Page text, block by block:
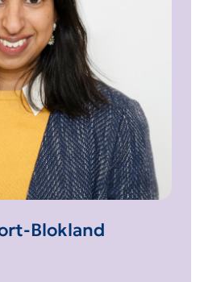
Blokland